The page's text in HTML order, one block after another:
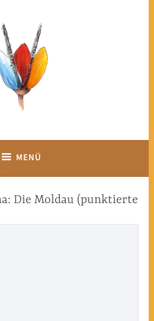
MENÜ
Die Moldau (punktierte